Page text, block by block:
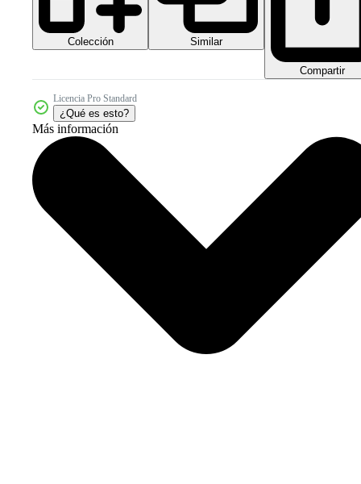
Colección Similar
Compartir
Licencia Pro Standard
¿Qué es esto?
Más información